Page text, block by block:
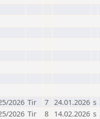
2026 Tir 7 24.01.2026 s
2026 Tir 8 14.02.2026 s